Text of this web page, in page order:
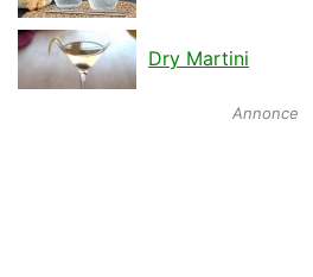
Dry Martini
Annonce